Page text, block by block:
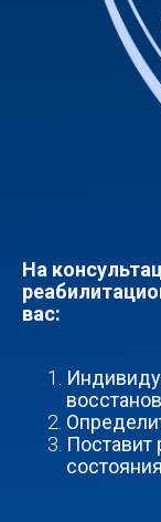
На
вас:
Поставит